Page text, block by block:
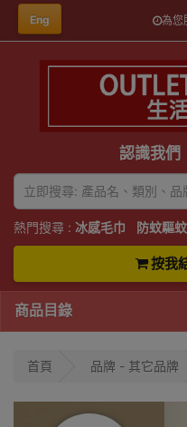
Eng 為您
認識我們
熱門搜尋 : 冰感毛巾 防蚊驅蚊
按我
商品目錄
首頁 品牌 - 其它品牌